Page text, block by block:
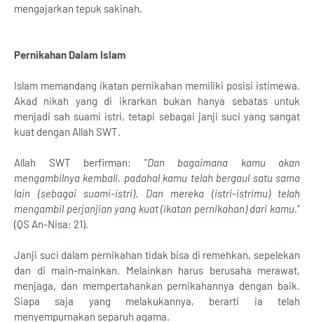
mengajarkan tepuk sakinah.
Pernikahan Dalam Islam
Islam memandang ikatan pernikahan memiliki posisi istimewa.
Akad nikah yang di ikrarkan bukan hanya sebatas untuk
menjadi sah suami istri, tetapi sebagai janji suci yang sangat
kuat dengan Allah SWT.
Allah SWT berfirman: "Dan bagaimana kamu akan
mengambilnya kembali, padahal kamu telah bergaul satu sama
lain (sebagai suami-istri). Dan mereka (istri-istrimu) telah
mengambil perjanjian yang kuat (ikatan pernikahan) dari kamu.”
(QS An-Nisa: 21).
Janji suci dalam pernikahan tidak bisa di remehkan, sepelekan
dan di main-mainkan. Melainkan harus berusaha merawat,
menjaga, dan mempertahankan pernikahannya dengan baik.
Siapa saja yang melakukannya, berarti ia telah
menyempurnakan separuh agama.